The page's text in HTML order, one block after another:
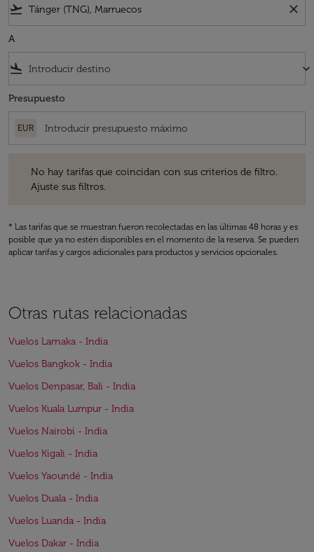
flight_takeoff close
A
flight_land keyboard_arrow_down
Presupuesto
EUR
No hay tarifas que coincidan con sus criterios de filtro.
Ajuste sus filtros.
* Las tarifas que se muestran fueron recolectadas en las últimas 48 horas y es
posible que ya no estén disponibles en el momento de la reserva. Se pueden
aplicar tarifas y cargos adicionales para productos y servicios opcionales.
Otras rutas relacionadas
Vuelos Larnaka - India
Vuelos Bangkok - India
Vuelos Denpasar, Bali - India
Vuelos Kuala Lumpur - India
Vuelos Nairobi - India
Vuelos Kigali - India
Vuelos Yaoundé - India
Vuelos Duala - India
Vuelos Luanda - India
Vuelos Dakar - India